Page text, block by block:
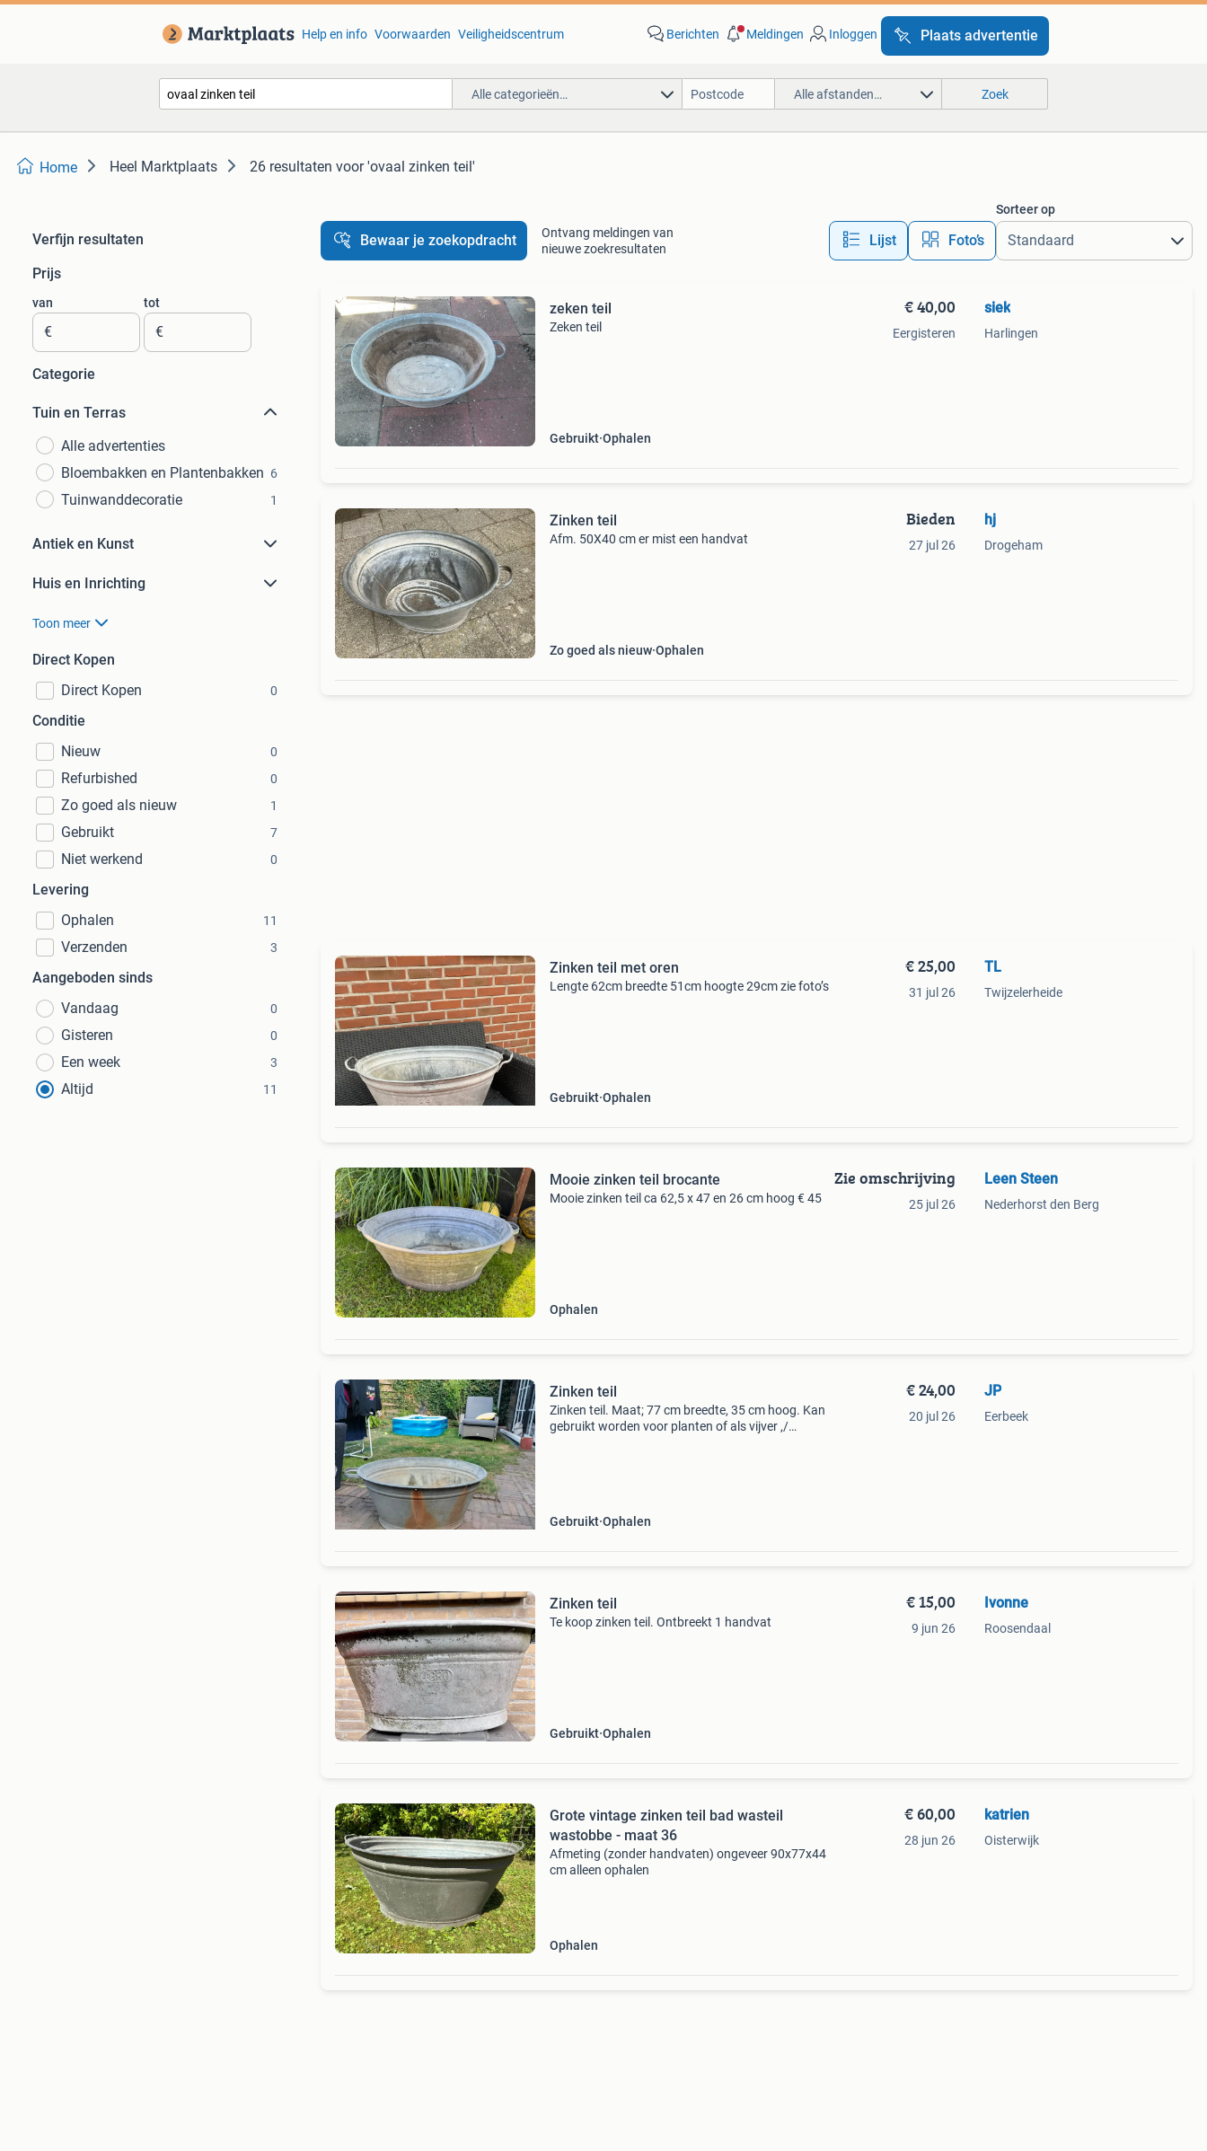
Help en info Voorwaarden Veiligheidscentrum Berichten Meldingen Inloggen Plaats advertentie
Alle categorieën… Alle afstanden… Zoek
Home Heel Marktplaats 26 resultaten voor 'ovaal zinken teil'
Verfijn resultaten
Prijs
van
€
tot
€
Categorie
Tuin en Terras
Alle advertenties
Bloembakken en Plantenbakken 6
Tuinwanddecoratie 1
Antiek en Kunst
Huis en Inrichting
Toon meer
Direct Kopen
Direct Kopen
0
Conditie
Nieuw
0
Refurbished 0
Zo goed als nieuw 1
Gebruikt 7
Niet werkend 0
Levering
Ophalen
11
Verzenden 3
Aangeboden sinds
Vandaag
0
Gisteren 0
Een week 3
Altijd 11
Bewaar je zoekopdracht
Ontvang meldingen van
nieuwe zoekresultaten
Lijst Foto’s
Sorteer op
zeken teil
Zeken teil
Gebruikt Ophalen
€ 40,00
Eergisteren
siek
Harlingen
Zinken teil
Afm. 50X40 cm er mist een handvat
Zo goed als nieuw Ophalen
Bieden
27 jul 26
hj
Drogeham
Zinken teil met oren
Lengte 62cm breedte 51cm hoogte 29cm zie foto’s
Gebruikt Ophalen
€ 25,00
31 jul 26
TL
Twijzelerheide
Mooie zinken teil brocante
Mooie zinken teil ca 62,5 x 47 en 26 cm hoog € 45
Ophalen
Zie omschrijving
25 jul 26
Leen Steen
Nederhorst den Berg
Zinken teil
Zinken teil. Maat; 77 cm breedte, 35 cm hoog. Kan
gebruikt worden voor planten of als vijver ,/
Gebruikt Ophalen
€ 24,00
20 jul 26
JP
Eerbeek
Zinken teil
Te koop zinken teil. Ontbreekt 1 handvat
Gebruikt Ophalen
€ 15,00
9 jun 26
Ivonne
Roosendaal
Grote vintage zinken teil bad wasteil
wastobbe - maat 36
Afmeting (zonder handvaten) ongeveer 90x77x44
cm alleen ophalen
Ophalen
€ 60,00
28 jun 26
katrien
Oisterwijk